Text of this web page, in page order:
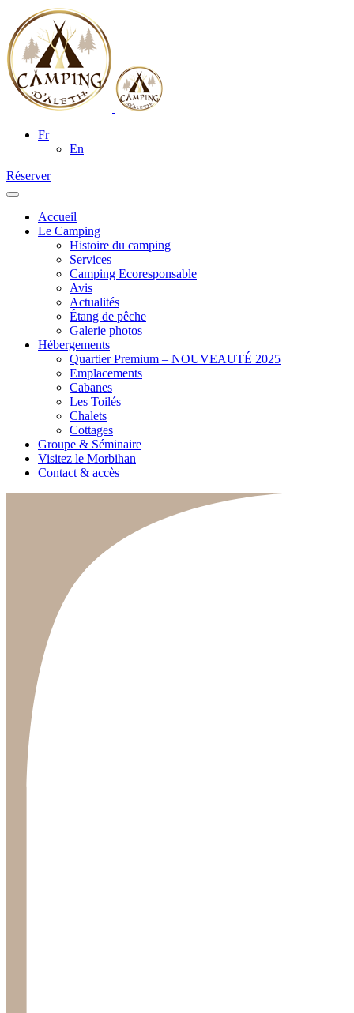
Fr
En
Réserver
Accueil
Le Camping
Histoire du camping
Services
Camping Ecoresponsable
Avis
Actualités
Étang de pêche
Galerie photos
Hébergements
Quartier Premium – NOUVEAUTÉ 2025
Emplacements
Cabanes
Les Toilés
Chalets
Cottages
Groupe & Séminaire
Visitez le Morbihan
Contact & accès